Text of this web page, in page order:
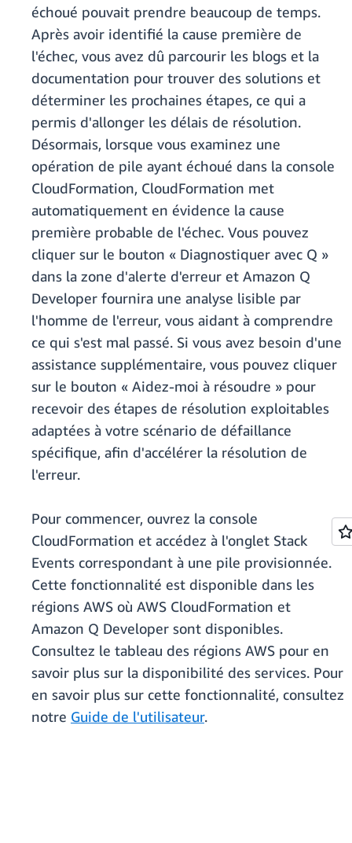
échoué pouvait prendre beaucoup de temps.
Après avoir identifié la cause première de
l'échec, vous avez dû parcourir les blogs et la
documentation pour trouver des solutions et
déterminer les prochaines étapes, ce qui a
permis d'allonger les délais de résolution.
Désormais, lorsque vous examinez une
opération de pile ayant échoué dans la console
CloudFormation, CloudFormation met
automatiquement en évidence la cause
première probable de l'échec. Vous pouvez
cliquer sur le bouton « Diagnostiquer avec Q »
dans la zone d'alerte d'erreur et Amazon Q
Developer fournira une analyse lisible par
l'homme de l'erreur, vous aidant à comprendre
ce qui s'est mal passé. Si vous avez besoin d'une
assistance supplémentaire, vous pouvez cliquer
sur le bouton « Aidez-moi à résoudre » pour
recevoir des étapes de résolution exploitables
adaptées à votre scénario de défaillance
spécifique, afin d'accélérer la résolution de
l'erreur.
Pour commencer, ouvrez la console
CloudFormation et accédez à l'onglet Stack
Events correspondant à une pile provisionnée.
Cette fonctionnalité est disponible dans les
régions AWS où AWS CloudFormation et
Amazon Q Developer sont disponibles.
Consultez le tableau des régions AWS pour en
savoir plus sur la disponibilité des services. Pour
en savoir plus sur cette fonctionnalité, consultez
notre Guide de l'utilisateur.